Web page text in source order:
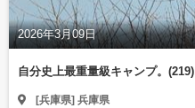
2026年3月09日
自分史上最重量級キャンプ。(219)
[兵庫県] 兵庫県